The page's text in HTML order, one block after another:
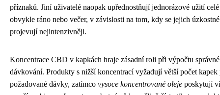
příznaků. Jiní uživatelé naopak upřednostňují jednorázové užití
obvykle ráno nebo večer, v závislosti na tom, kdy se jejich
projevují nejintenzivněji.
Koncentrace CBD v kapkách hraje zásadní roli při výpočtu
dávkování. Produkty s nižší koncentrací vyžadují větší počet kapek
požadované dávky, zatímco vysoce koncentrované oleje poskytují